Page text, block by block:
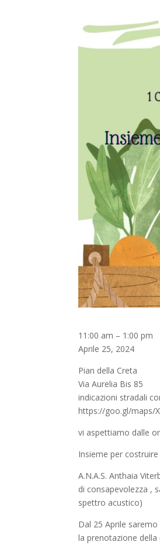
La
cassetta
di
Anthaia
11:00 am – 1:00 pm
Aprile 25, 2024
Pian della Creta
Via Aurelia Bis 85
indicazioni stradali
https://goo.gl/maps/
vi aspettiamo dalle
Insieme per
A.N.A.S. Anthaia
di consapevolezza ,
spettro acustico)
Dal 25 Aprile
la prenotazione